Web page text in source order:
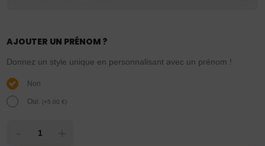
AJOUTER UN PRÉNOM ?
Donnez un style unique en personnalisant avec un prénom !
Non
Oui. (+5,00€)